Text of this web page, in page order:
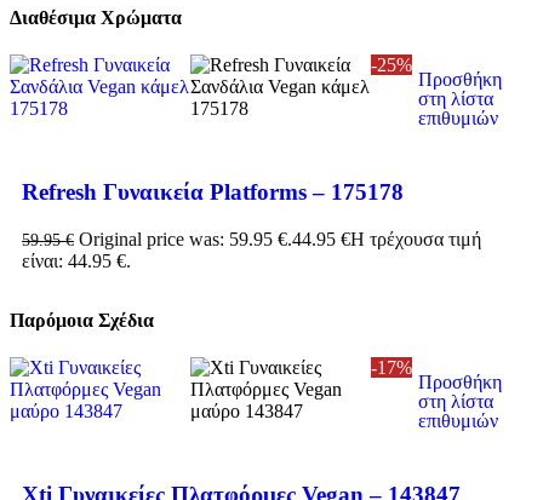
Διαθέσιμα Χρώματα
-25%
Προσθήκη
στη λίστα
επιθυμιών
Refresh Γυναικεία Platforms – 175178
59.95€ Original price was: 59.95 €.44.95 €Η τρέχουσα τιμή
είναι: 44.95 €.
Παρόμοια Σχέδια
-17%
Προσθήκη
στη λίστα
επιθυμιών
Xti Γυναικείες Πλατφόρμες Vegan – 143847